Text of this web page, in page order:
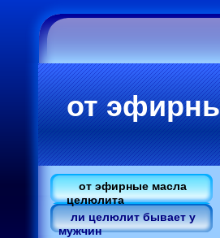
от
от эфирные масла
целюлита
ли целюлит бывает у
мужчин